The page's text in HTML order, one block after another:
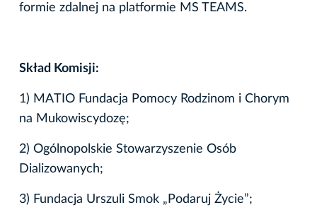
formie zdalnej na platformie MS TEAMS.
Skład Komisji:
1) MATIO Fundacja Pomocy Rodzinom i Chorym
na Mukowiscydozę;
2) Ogólnopolskie Stowarzyszenie Osób
Dializowanych;
3) Fundacja Urszuli Smok „Podaruj Życie”;